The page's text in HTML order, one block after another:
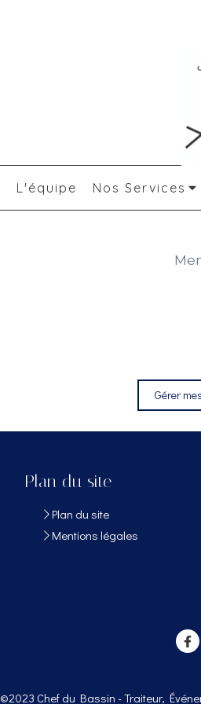
L'équipe Nos Services
Gérer
Plan du site
Plan du site
Mentions légales
©2023 Chef du Bassin - Traiteur,